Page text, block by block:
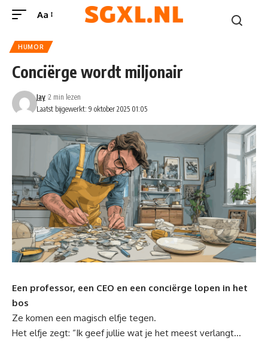
Aa
HUMOR
Conciërge wordt miljonair
Laatst bijgewerkt: 9 oktober 2025 01:05
Jay 2 min lezen
Een professor, een CEO en een conciërge lopen in het
bos
Ze komen een magisch elfje tegen.
Het elfje zegt: “Ik geef jullie wat je het meest verlangt…